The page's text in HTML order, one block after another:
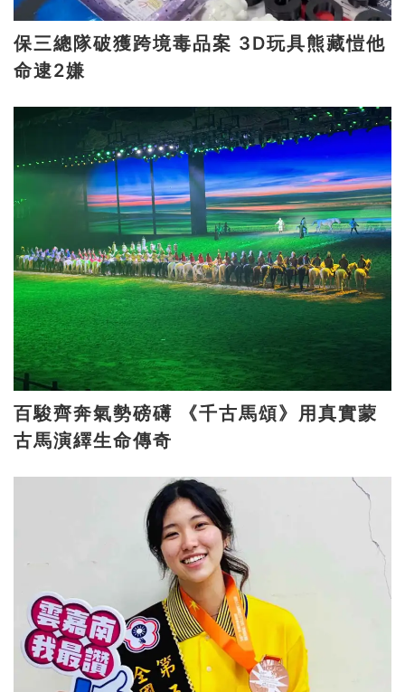
保三總隊破獲跨境毒品案 3D玩具熊藏愷他
命逮2嫌
百駿齊奔氣勢磅礡 《千古馬頌》用真實蒙
古馬演繹生命傳奇